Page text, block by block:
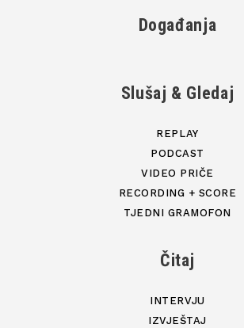
Događanja
Slušaj & Gledaj
REPLAY
PODCAST
VIDEO PRIČE
RECORDING + SCORE
TJEDNI GRAMOFON
Čitaj
INTERVJU
IZVJEŠTAJ